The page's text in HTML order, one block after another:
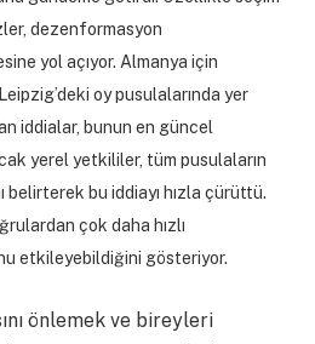
dezenformasyon
yol açıyor. Almanya için
oy pusulalarında yer
iddialar, bunun en güncel
yerel yetkililer, tüm pusulaların
belirterek bu iddiayı hızla çürüttü.
çok daha hızlı
etkileyebildiğini gösteriyor.
önlemek ve bireyleri